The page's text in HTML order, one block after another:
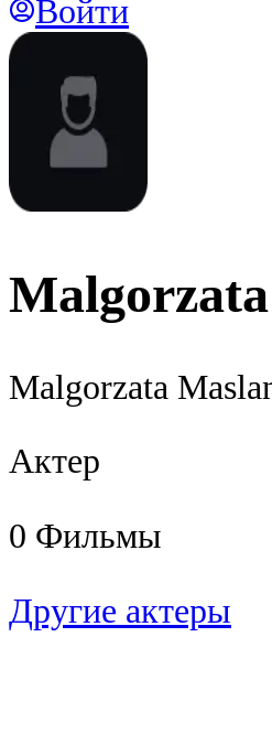
Войти
Malgorzata
Актер
0 Фильмы
Другие актеры